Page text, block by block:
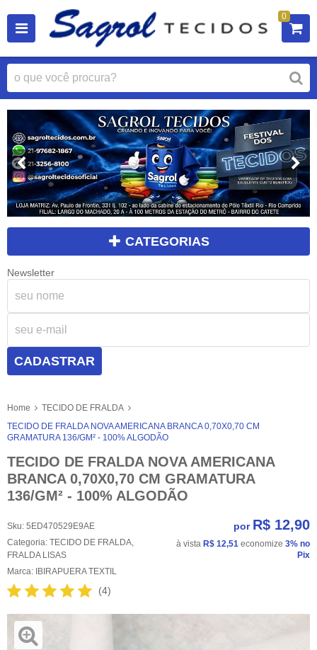
0
CATEGORIAS
Newsletter
CADASTRAR
Home
TECIDO DE FRALDA
TECIDO DE FRALDA NOVA AMERICANA BRANCA 0,70X0,70 CM
GRAMATURA 136/GM² - 100% ALGODÃO
TECIDO DE FRALDA NOVA AMERICANA
BRANCA 0,70X0,70 CM GRAMATURA
136/GM² - 100% ALGODÃO
Sku: 5ED470529E9AE
Categoria: TECIDO DE FRALDA,
FRALDA LISAS
Marca: IBIRAPUERA TEXTIL
(4)
por R$ 12,90
à vista R$ 12,51 economize 3% no
Pix